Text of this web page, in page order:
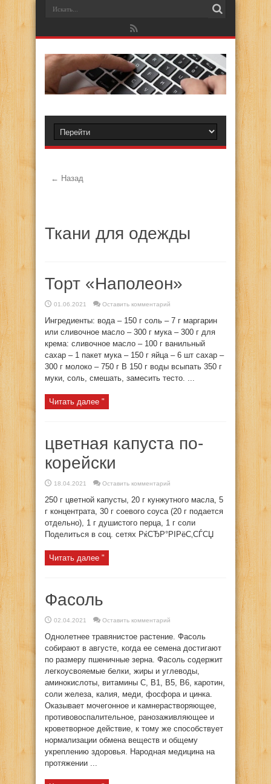
← Назад
Ткани для одежды
Торт «Наполеон»
01.06.2021 Оставить комментарий
Ингредиенты: вода – 150 г соль – 7 г маргарин
или сливочное масло – 300 г мука – 300 г для
крема: сливочное масло – 100 г ванильный
сахар – 1 пакет мука – 150 г яйца – 6 шт сахар –
300 г молоко – 750 г В 150 г воды всыпать 350 г
муки, соль, смешать, замесить тесто. ...
Читать далее "
цветная капуста по-
корейски
18.04.2021 Оставить комментарий
250 г цветной капусты, 20 г кунжутного масла, 5
г концентрата, 30 г соевого соуса (20 г подается
отдельно), 1 г душистого перца, 1 г соли
Поделиться в соц. сетях РќСЂР°РІРёС‚СЃСЏ
Читать далее "
Фасоль
02.04.2021 Оставить комментарий
Однолетнее травянистое растение. Фасоль
собирают в августе, когда ее семена достигают
по размеру пшеничные зерна. Фасоль содержит
легкоусвояемые белки, жиры и углеводы,
аминокислоты, витамины C, B1, B5, B6, каротин,
соли железа, калия, меди, фосфора и цинка.
Оказывает мочегонное и камнерастворяющее,
противовоспалительное, ранозаживляющее и
кроветворное действие, к тому же способствует
нормализации обмена веществ и общему
укреплению здоровья. Народная медицина на
протяжении ...